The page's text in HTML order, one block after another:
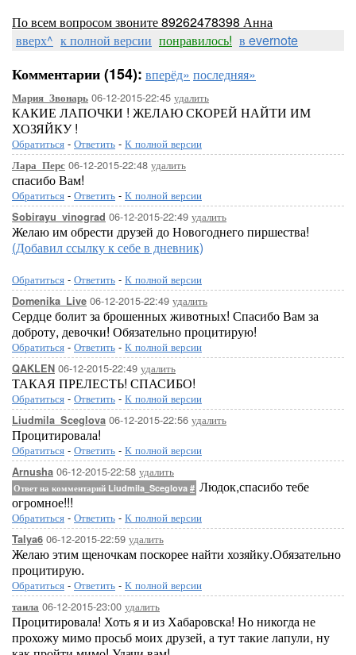
По всем вопросом звоните 89262478398 Анна
вверх^ к полной версии понравилось! в evernote
Комментарии (154): вперёд» последняя»
Мария_Звонарь 06-12-2015-22:45 удалить
КАКИЕ ЛАПОЧКИ ! ЖЕЛАЮ СКОРЕЙ НАЙТИ ИМ
ХОЗЯЙКУ !
Обратиться - Ответить - К полной версии
Лара_Перс 06-12-2015-22:48 удалить
спасибо Вам!
Обратиться - Ответить - К полной версии
Sobirayu_vinograd 06-12-2015-22:49 удалить
Желаю им обрести друзей до Новогоднего пиршества!
(Добавил ссылку к себе в дневник)
Обратиться - Ответить - К полной версии
Domenika_Live 06-12-2015-22:49 удалить
Сердце болит за брошенных животных! Спасибо Вам за
доброту, девочки! Обязательно процитирую!
Обратиться - Ответить - К полной версии
QAKLEN 06-12-2015-22:49 удалить
ТАКАЯ ПРЕЛЕСТЬ! СПАСИБО!
Обратиться - Ответить - К полной версии
Liudmila_Sceglova 06-12-2015-22:56 удалить
Процитировала!
Обратиться - Ответить - К полной версии
Arnusha 06-12-2015-22:58 удалить
Ответ на комментарий Liudmila_Sceglova # Людок,спасибо тебе
огромное!!!
Обратиться - Ответить - К полной версии
Talya6 06-12-2015-22:59 удалить
Желаю этим щеночкам поскорее найти хозяйку.Обязательно
процитирую.
Обратиться - Ответить - К полной версии
таила 06-12-2015-23:00 удалить
Процитировала! Хоть я и из Хабаровска! Но никогда не
прохожу мимо просьб моих друзей, а тут такие лапули, ну